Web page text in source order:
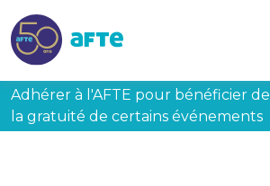
Adhérer à l'AFTE pour bénéficier de
la gratuité de certains événements